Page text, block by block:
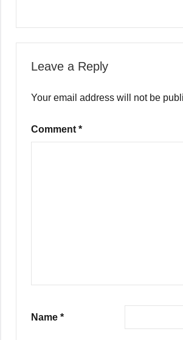
Leave a Reply
Your email address will not be
Comment *
Name *